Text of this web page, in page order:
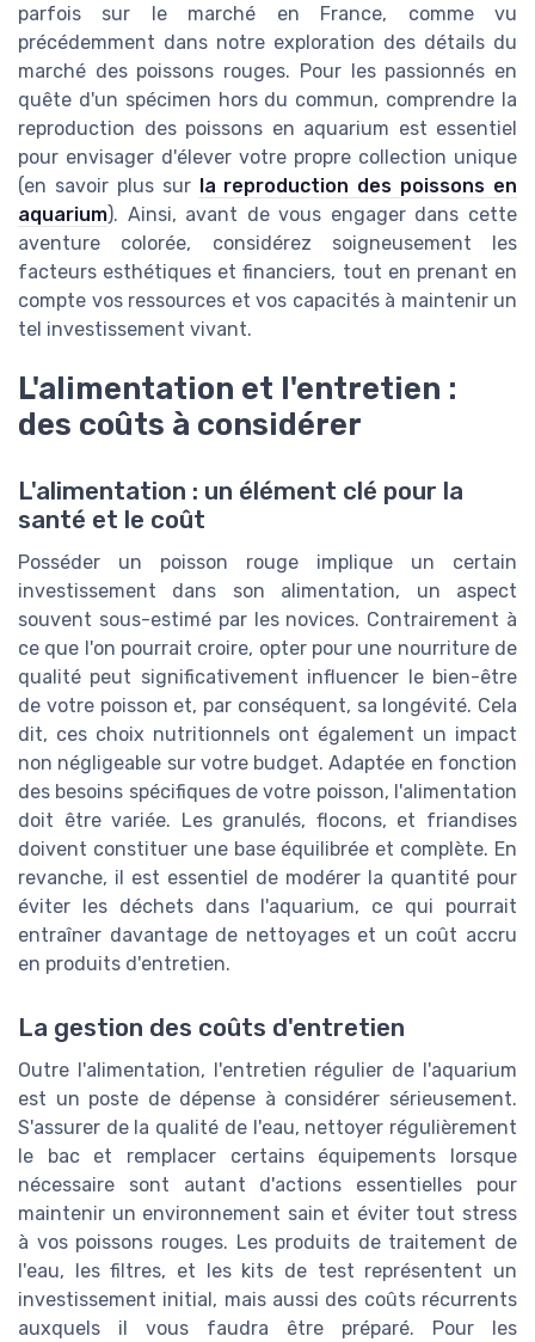
parfois sur le marché en France, comme vu
précédemment dans notre exploration des détails du
marché des poissons rouges. Pour les passionnés en
quête d'un spécimen hors du commun, comprendre la
reproduction des poissons en aquarium est essentiel
pour envisager d'élever votre propre collection unique
(en savoir plus sur la reproduction des poissons en
aquarium). Ainsi, avant de vous engager dans cette
aventure colorée, considérez soigneusement les
facteurs esthétiques et financiers, tout en prenant en
compte vos ressources et vos capacités à maintenir un
tel investissement vivant.
L'alimentation et l'entretien :
des coûts à considérer
L'alimentation : un élément clé pour la
santé et le coût
Posséder un poisson rouge implique un certain
investissement dans son alimentation, un aspect
souvent sous-estimé par les novices. Contrairement à
ce que l'on pourrait croire, opter pour une nourriture de
qualité peut significativement influencer le bien-être
de votre poisson et, par conséquent, sa longévité. Cela
dit, ces choix nutritionnels ont également un impact
non négligeable sur votre budget. Adaptée en fonction
des besoins spécifiques de votre poisson, l'alimentation
doit être variée. Les granulés, flocons, et friandises
doivent constituer une base équilibrée et complète. En
revanche, il est essentiel de modérer la quantité pour
éviter les déchets dans l'aquarium, ce qui pourrait
entraîner davantage de nettoyages et un coût accru
en produits d'entretien.
La gestion des coûts d'entretien
Outre l'alimentation, l'entretien régulier de l'aquarium
est un poste de dépense à considérer sérieusement.
S'assurer de la qualité de l'eau, nettoyer régulièrement
le bac et remplacer certains équipements lorsque
nécessaire sont autant d'actions essentielles pour
maintenir un environnement sain et éviter tout stress
à vos poissons rouges. Les produits de traitement de
l'eau, les filtres, et les kits de test représentent un
investissement initial, mais aussi des coûts récurrents
auxquels il vous faudra être préparé. Pour les